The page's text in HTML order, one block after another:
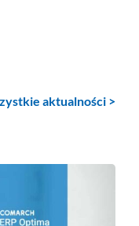
aktualności >